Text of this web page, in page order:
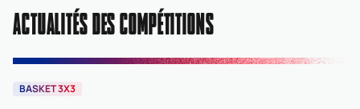
ACTUALITÉS DES COMPÉTITIONS
BASKET 3X3